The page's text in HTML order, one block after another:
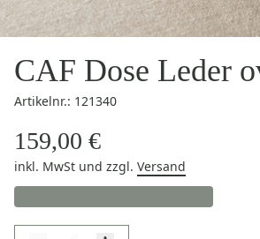
CAF Dose Leder
Artikelnr.: 121340
159,00 €
inkl. MwSt und zzgl. Versand